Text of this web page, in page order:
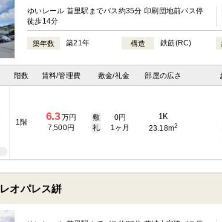
ゆいレール 首里駅までバス約35分 印刷団地前バス停
徒歩14分
築年数 築21年 構造 鉄筋(RC)
階数 賃料/管理費 敷金/礼金 部屋の広さ
1階 6.3万円
7,500円
敷
0円
礼
1ヶ月
1K
23.18m2
レオパレス絣